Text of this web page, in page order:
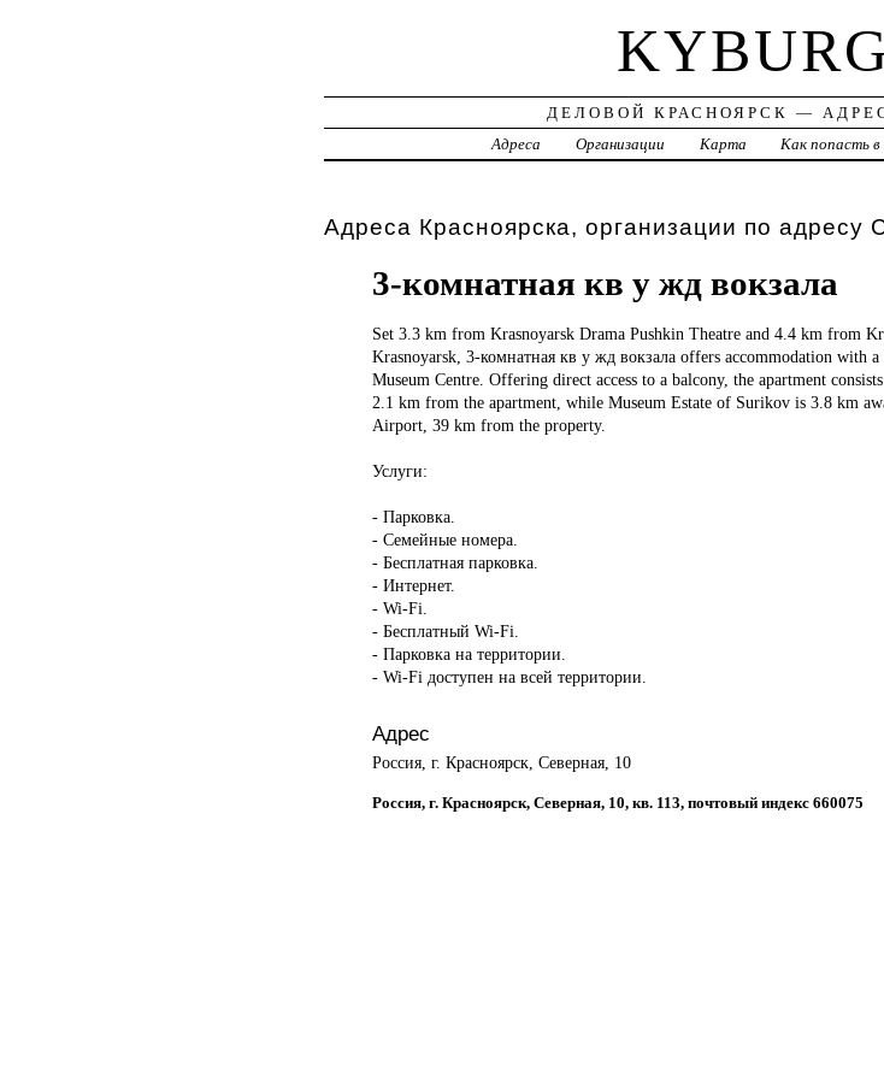
ДЕЛОВОЙ КРАСНОЯРСК —
Адреса
Организации Карта Как попасть в
Адреса Красноярска, организации по адресу
3-комнатная кв у жд вокзала
Set 3.3 km from Krasnoyarsk Drama Pushkin Theatre and 4.4 km from
Krasnoyarsk, 3-комнатная кв у жд вокзала offers accommodation with
Museum Centre. Offering direct access to a balcony, the apartment
2.1 km from the apartment, while Museum Estate of Surikov is 3.8 km
Airport, 39 km from the property.
Услуги:
- Парковка.
- Семейные номера.
- Бесплатная парковка.
- Интернет.
- Wi-Fi.
- Бесплатный Wi-Fi.
- Парковка на территории.
- Wi-Fi доступен на всей территории.
Адрес
Россия, г. Красноярск, Северная, 10
Россия, г. Красноярск, Северная, 10, кв. 113, почтовый индекс 660075